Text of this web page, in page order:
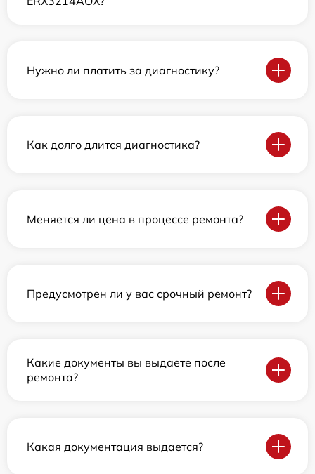
Нужно ли платить за диагностику?
Как долго длится диагностика?
Меняется ли цена в процессе ремонта?
Предусмотрен ли у вас срочный ремонт?
Какие документы вы выдаете после
ремонта?
Какая документация выдается?